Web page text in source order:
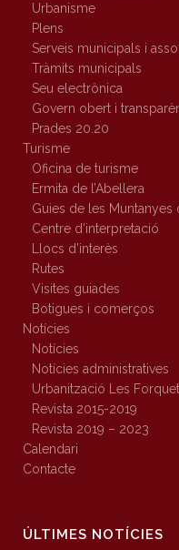
Urbanisme
Plens
Serveis municipals i
Tràmits municipals
Seu electrònica
Govern obert i
Prades 20.20
Turisme
Oficina de turisme
Ermita de l’Abellera
Guies de les Muntanyes
Centre d’interpretació
Llocs d’interès
Rutes
Visites guiades
Botigues i comerços
Notícies
Notícies
Notícies administratives
Urbanització Les
Revista 2015-2019
Revista 2019 – 2023
Calendari
Contacte
ÚLTIMES NOTÍCIES